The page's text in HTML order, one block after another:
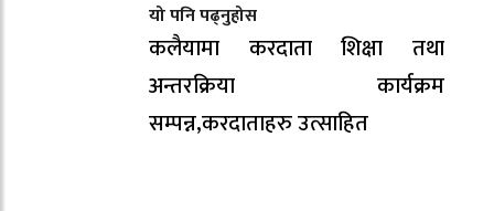
यो पनि पढ्नुहोस
कलैयामा करदाता शिक्षा तथा
अन्तरक्रिया कार्यक्रम
सम्पन्न,करदाताहरु उत्साहित